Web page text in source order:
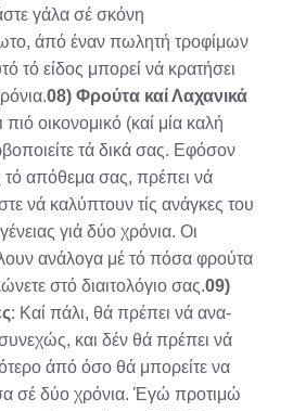
γάλα σέ σκόνη
άπό έναν πωλητή τροφίμων
τό είδος μπορεί νά κρατήσει
08) Φρούτα καί Λαχανικά
πιό οικο­νομικό (καί μία καλή
τά δικά σας. Εφόσον
απόθεμα σας, πρέπει νά
νά καλύ­πτουν τίς ανάγκες του
γιά δύο χρόνια. Οι
ανάλογα μέ τό πόσα φρούτα
στό διαιτολόγιο σας.09)
: Καί πάλι, θά πρέπει νά ανα­
και δέν θά πρέπει νά
άπό όσο θά μπορείτε να
σέ δύο χρόνια. Έγώ προτιμώ